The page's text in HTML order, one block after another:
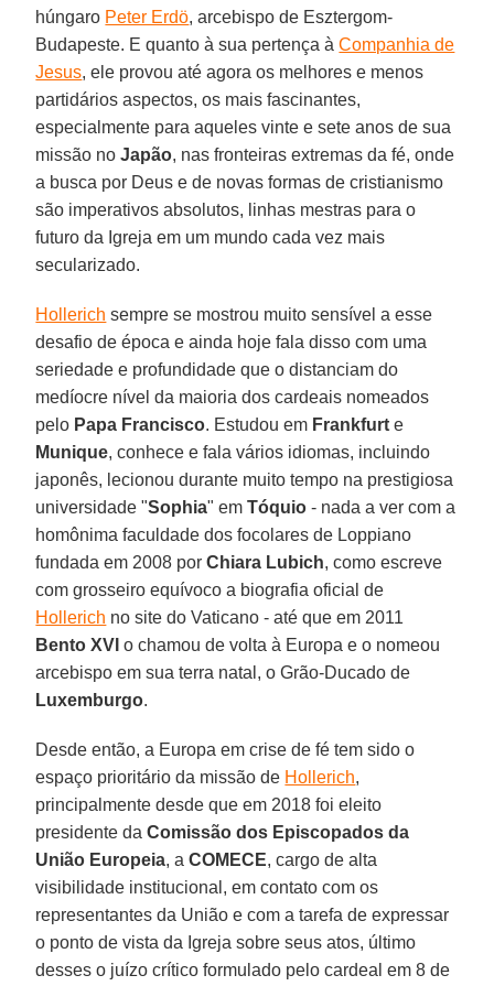
húngaro Peter Erdö, arcebispo de Esztergom-
Budapeste. E quanto à sua pertença àCompanhia de
Jesus, ele provou até agora os melhores e menos
partidários aspectos, os mais fascinantes,
especialmente para aqueles vinte e sete anos de sua
missão noJapão, nas fronteiras extremas da fé, onde
a busca por Deus e de novas formas de cristianismo
são imperativos absolutos, linhas mestras para o
futuro da Igreja em um mundo cada vez mais
secularizado.
Hollerich sempre se mostrou muito sensível a esse
desafio de época e ainda hoje fala disso com uma
seriedade e profundidade que o distanciam do
medíocre nível da maioria dos cardeais nomeados
pelo Papa Francisco. Estudou em Frankfurt e
Munique, conhece e fala vários idiomas, incluindo
japonês, lecionou durante muito tempo na prestigiosa
universidade "Sophia" emTóquio - nada a ver com a
homônima faculdade dos focolares de Loppiano
fundada em 2008 porChiara Lubich, como escreve
com grosseiro equívoco a biografia oficial de
Hollerich no site do Vaticano - até que em 2011
Bento XVI o chamou de volta à Europa e o nomeou
arcebispo em sua terra natal, o Grão-Ducado de
Luxemburgo.
Desde então, a Europa em crise de fé tem sido o
espaço prioritário da missão de Hollerich,
principalmente desde que em 2018 foi eleito
presidente daComissão dos Episcopados da
União Europeia, aCOMECE, cargo de alta
visibilidade institucional, em contato com os
representantes da União e com a tarefa de expressar
o ponto de vista da Igreja sobre seus atos, último
desses o juízo crítico formulado pelo cardeal em 8 de